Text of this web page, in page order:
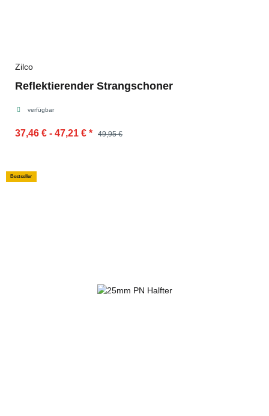
Zilco
Reflektierender Strangschoner
verfügbar
37,46 € - 47,21 € * 49,95 €
Bestseller